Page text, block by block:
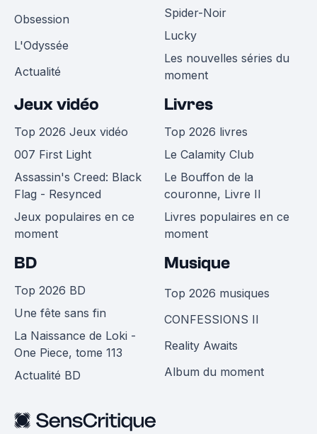
Obsession
L'Odyssée
Actualité
Spider-Noir
Lucky
Les nouvelles séries du
moment
Jeux vidéo
Top 2026 Jeux vidéo
007 First Light
Assassin's Creed: Black
Flag - Resynced
Jeux populaires en ce
moment
Livres
Top 2026 livres
Le Calamity Club
Le Bouffon de la
couronne, Livre II
Livres populaires en ce
moment
BD
Top 2026 BD
Une fête sans fin
La Naissance de Loki -
One Piece, tome 113
Actualité BD
Musique
Top 2026 musiques
CONFESSIONS II
Reality Awaits
Album du moment